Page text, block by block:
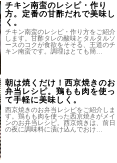
チキン南蛮のレシピ・作り
方。定番の甘酢だれで美味し
く。
チキン南蛮のレシピ・作り方をご紹介
します。甘酢タレの酸味とタルタルソ
ースのコクが食欲をそそる、王道のチ
キン南蛮です。調理はとても簡…
朝は焼くだけ！西京焼きのお
弁当レシピ。鶏もも肉を使っ
て手軽に美味しく。
西京焼きのお弁当レシピをご紹介しま
す。鶏もも肉を使った西京焼きがメイ
ンのお弁当レシピ。西京焼きは、前日
の夜に調味料に漬け込んでおけ…